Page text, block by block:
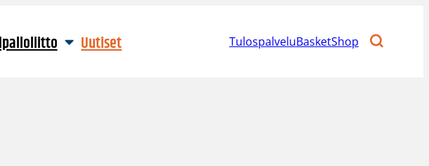
Uutiset TulospalveluBasketShop